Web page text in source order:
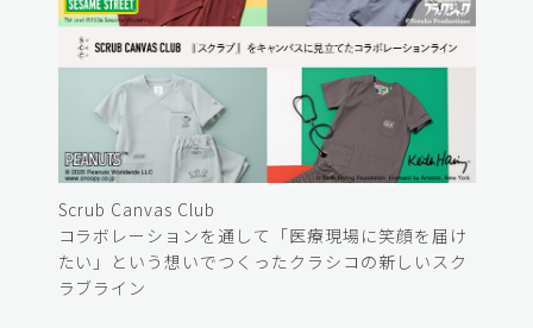
Scrub Canvas Club
コラボレーションを通して「医療現場に笑顔を届け
たい」という想いでつくったクラシコの新しいスク
ラブライン